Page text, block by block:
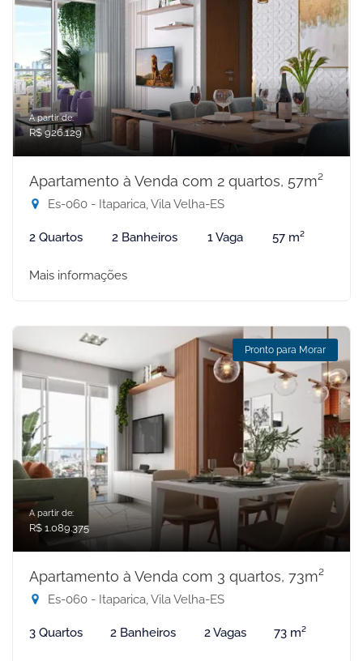
A partir de:
R$ 926.129
Apartamento à Venda com 2 quartos, 57m²
Es-060 - Itaparica, Vila Velha-ES
2 Quartos 2 Banheiros 1 Vaga 57 m²
Mais informações
Pronto para Morar
A partir de:
R$ 1.089.375
Apartamento à Venda com 3 quartos, 73m²
Es-060 - Itaparica, Vila Velha-ES
3 Quartos 2 Banheiros 2 Vagas 73 m²